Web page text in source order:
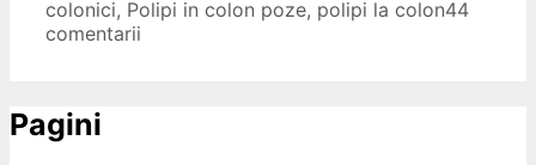
colonici, Polipi in colon poze, polipi la colon44
comentarii
Pagini